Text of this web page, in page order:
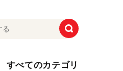
すべてのカテゴリ